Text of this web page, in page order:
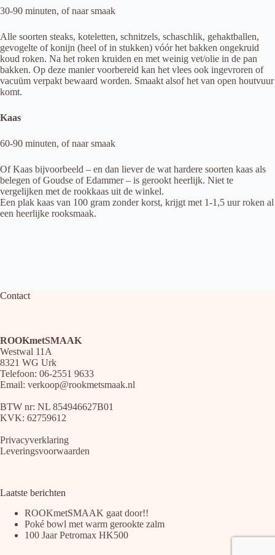
30-90 minuten, of naar smaak
Alle soorten steaks, koteletten, schnitzels, schaschlik, gehaktballen,
gevogelte of konijn (heel of in stukken) vóór het bakken ongekruid
koud roken. Na het roken kruiden en met weinig vet/olie in de pan
bakken. Op deze manier voorbereid kan het vlees ook ingevroren of
vacuüm verpakt bewaard worden. Smaakt alsof het van open houtvuur
komt.
Kaas
60-90 minuten, of naar smaak
Of Kaas bijvoorbeeld – en dan liever de wat hardere soorten kaas als
belegen of Goudse of Edammer – is gerookt heerlijk. Niet te
vergelijken met de rookkaas uit de winkel.
Een plak kaas van 100 gram zonder korst, krijgt met 1-1,5 uur roken al
een heerlijke rooksmaak.
Contact
ROOKmetSMAAK
Westwal 11A
8321 WG Urk
Telefoon: 06-2551 9633
Email: verkoop@rookmetsmaak.nl
BTW nr: NL 854946627B01
KVK: 62759612
Privacyverklaring
Leveringsvoorwaarden
Laatste berichten
ROOKmetSMAAK gaat door!!
Poké bowl met warm gerookte zalm
100 Jaar Petromax HK500